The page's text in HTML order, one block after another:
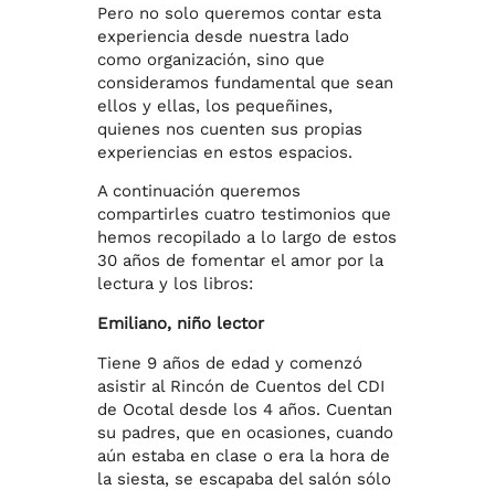
Pero no solo queremos contar esta
experiencia desde nuestra lado
como organización, sino que
consideramos fundamental que sean
ellos y ellas, los pequeñines,
quienes nos cuenten sus propias
experiencias en estos espacios.
A continuación queremos
compartirles cuatro testimonios que
hemos recopilado a lo largo de estos
30 años de fomentar el amor por la
lectura y los libros:
Emiliano, niño lector
Tiene 9 años de edad y comenzó
asistir al Rincón de Cuentos del CDI
de Ocotal desde los 4 años. Cuentan
su padres, que en ocasiones, cuando
aún estaba en clase o era la hora de
la siesta, se escapaba del salón sólo